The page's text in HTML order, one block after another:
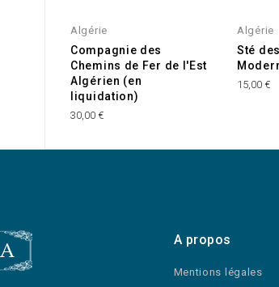
Algérie
Compagnie des
Chemins de Fer de l'Est
Algérien (en
liquidation)
30,00 €
Algérie
Sté
15,00 €
A propos
Mentions légales